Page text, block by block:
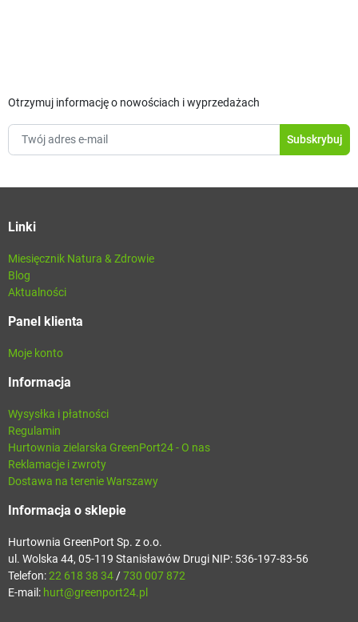
Otrzymuj informację o nowościach i wyprzedażach
Linki
Miesięcznik Natura & Zdrowie
Blog
Aktualności
Panel klienta
Moje konto
Informacja
Wysysłka i płatności
Regulamin
Hurtownia zielarska GreenPort24 - O nas
Reklamacje i zwroty
Dostawa na terenie Warszawy
Informacja o sklepie
Hurtownia GreenPort Sp. z o.o.
ul. Wolska 44, 05-119 Stanisławów Drugi NIP: 536-197-83-56
Telefon:22 618 38 34 /730 007 872
E-mail: hurt@greenport24.pl